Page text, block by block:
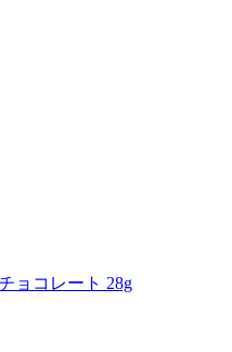
ョコレート 28g